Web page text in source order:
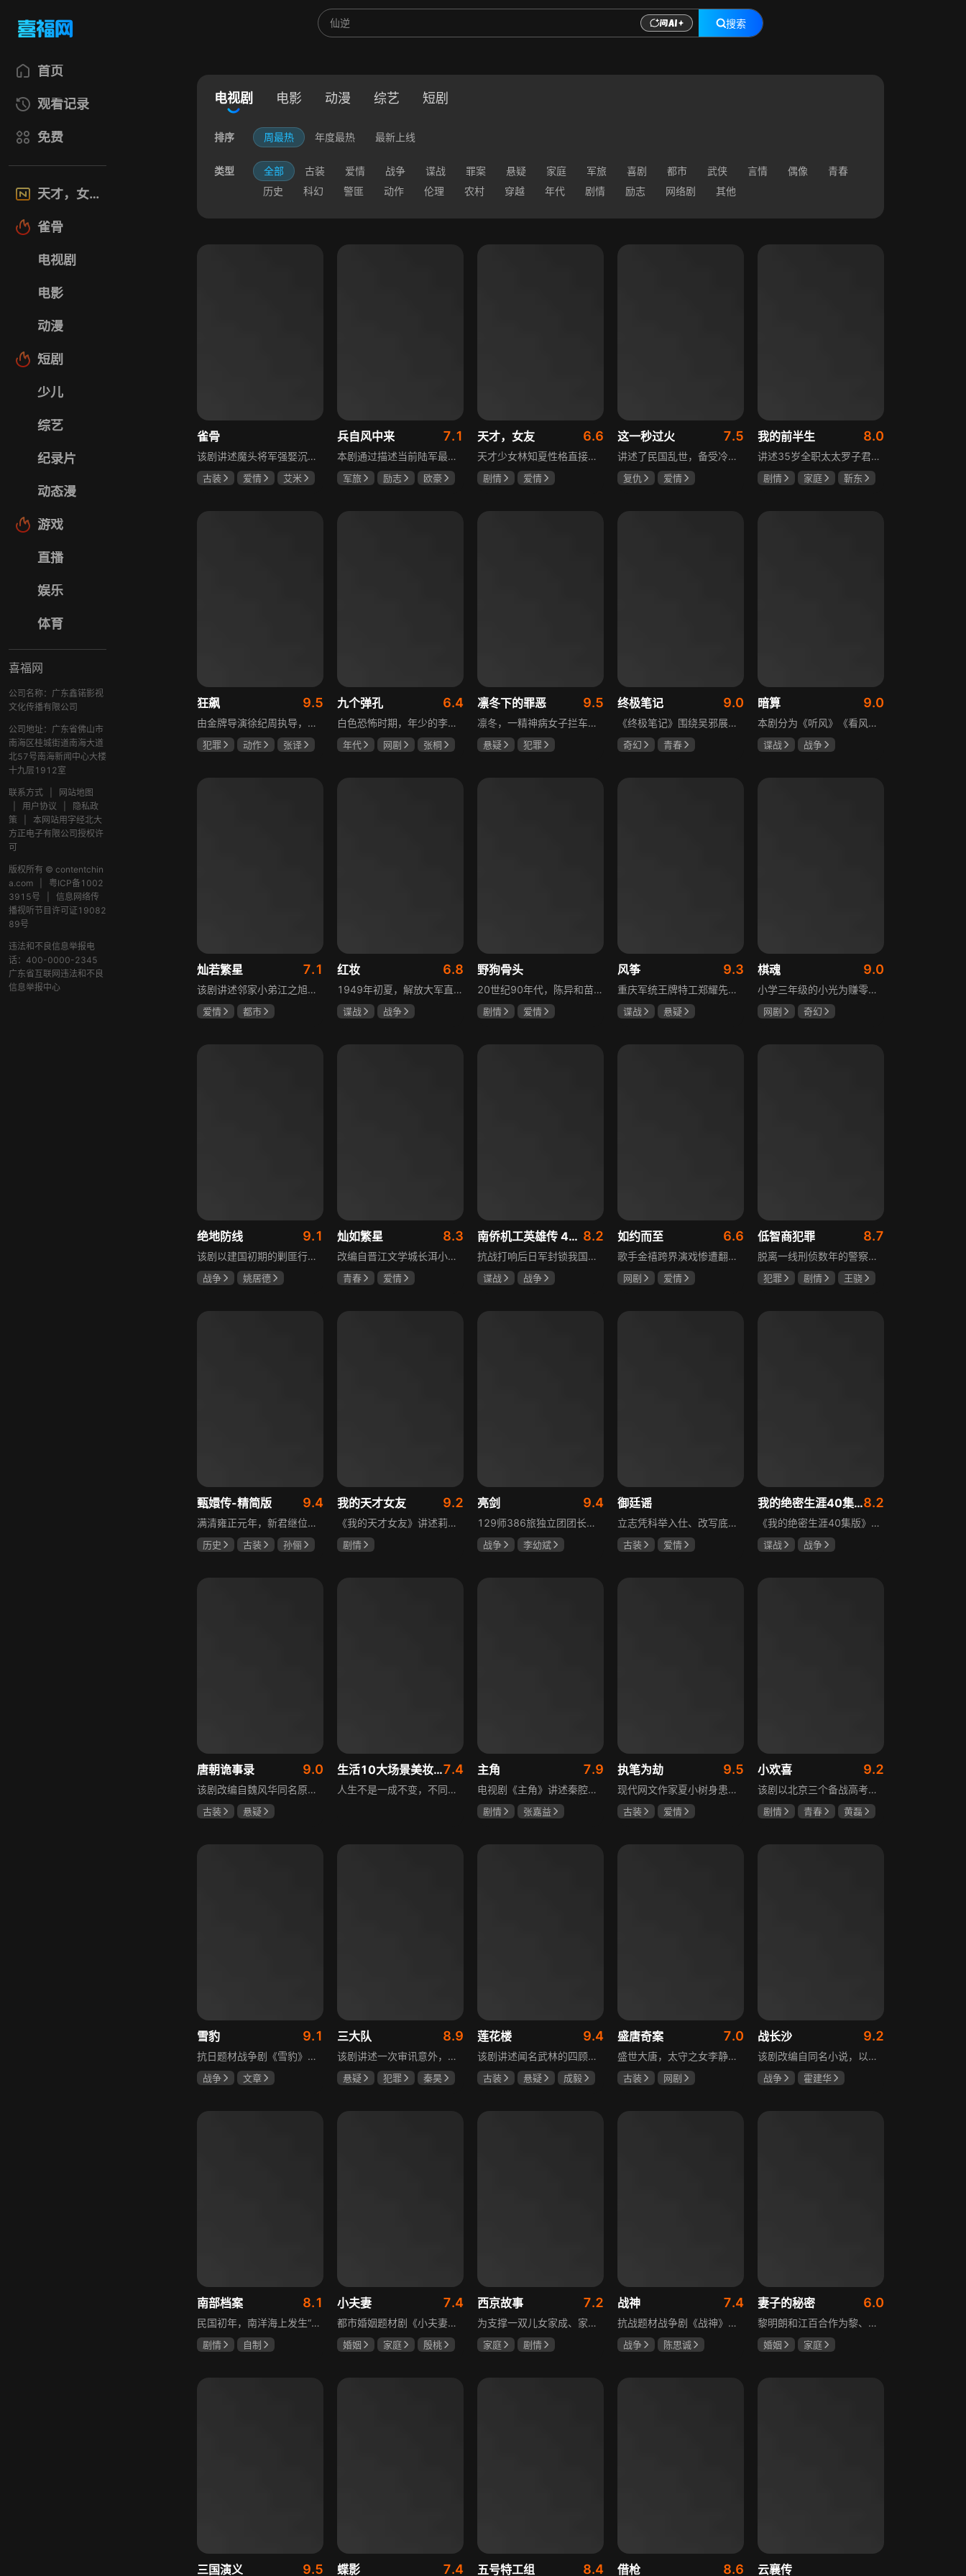
搜索
首页
观看记录
免费
天才，女友
雀骨
电视剧
电影
动漫
短剧
少儿
综艺
纪录片
动态漫
游戏
直播
娱乐
体育
喜福网
公司名称：广东鑫锘影视
文化传播有限公司
公司地址：广东省佛山市
南海区桂城街道南海大道
北57号南海新闻中心大楼
十九层1912室
联系方式
网站地图
用户协议
隐私政
策
本网站用字经北大
方正电子有限公司授权许
可
版权所有 © contentchin
a.com
粤ICP备1002
3915号
信息网络传
播视听节目许可证19082
89号
违法和不良信息举报电
话：400-0000-2345
广东省互联网违法和不良
信息举报中心
电视剧 电影 动漫 综艺 短剧
排序 周最热 年度最热 最新上线
类型 全部 古装 爱情 战争 谍战 罪案 悬疑 家庭 军旅 喜剧 都市 武侠 言情 偶像
青春
历史
科幻 警匪 动作 伦理 农村 穿越 年代 剧情 励志 网络剧 其他
雀骨
该剧讲述魔头将军强娶沉迷机关术的财迷假千金，两人从契约夫妻起步，在生死局中互扒马甲，爱意与杀意交织共生。过程中他们揭露朝堂阴谋，破解生死乱局，最终共同守护家国太平，融合了权谋、爱情、冒险等多重元素，情节跌宕起伏。
古装 爱情
艾米
兵自风中来 7.1
本剧通过描述当前陆军最具新型作战特色的特战、空突、侦察、信息等代表性兵种的官兵练兵备战，在历次实战演习中磨砺意志技能、逐渐形成新质作战能力等故事，反映了某集团军党委坚决落实习主席新时代强军思想，着眼打造一流陆军，谋划转型，大力推进战斗力建设的历史担当，浓缩了陆军官兵改革面前备战打仗矢志强军的铁血追求、展现了新时代陆军官兵积极投身军队转型的全新风貌，是一部融合备战打仗、青春成长励志、英雄主义传承，同时将军人荣誉、使命、爱情熔为一炉的军事题材正能量大剧。
军旅 励志
欧豪
天才，女友 6.6
天才少女林知夏性格直接、不善交际，从小没有好友。考入省一中后，她因解题比拼与性格阳光的学霸江逾白相识并成为同桌。作为社交达人的江逾白帮林知夏融入集体交到汤婷婷、段启言、沈负暄、金百慧等朋友，林知夏为表达感谢帮他补习功课，两人渐渐从竞争走向互助，最终成为最好的朋友。俩人还一同解决同学被骗、一起参加社团活动与省数学竞赛，在这个过程中，江逾白对林知夏感情渐深，但只把爱意埋在心里。林知夏被保送复旦后，江逾白准备在毕业之旅对她告白，却因母亲卷入诈骗案而遗憾离开，俩人最终能否冲破阻碍走到一起
剧情
爱情
这一秒过火 7.5
讲述了民国乱世，备受冷眼的世家少爷慕容清峄与饱受苦难的复仇孤女任素素阴差阳错结缘相识，却因误会含恨而别。两人再重逢，却身份错位，陷入爱恨交织的极限拉扯中。二人历经世事波折与生离死别，最后携手直面乱世危局。
复仇
爱情
我的前半生 8.0
讲述35岁全职太太罗子君因丈夫突然离婚陷入人生谷底，带孩子闯入社会，从安逸走向落魄。贺涵作为事业有成的精英，平静生活被罗子君打破，需应对各类突发状况。生活逼迫罗子君重拾骨气，贺涵也收获温暖，二人历经波折，罗子君实现自我成长，贺涵也找到人生新方向，展现都市女性蜕变与情感纠葛。
剧情 家庭
靳东
狂飙 9.5
由金牌导演徐纪周执导，张译、张颂文、李一桐、张志坚、吴刚领衔主演，倪大红、韩童生、李建义特邀主演的中央政法委重点项目。一部扫黑除恶坚决斗争的回忆录，横跨20年的群像叙事全景式展现时代变迁下的黑白较量与复杂人性。
犯罪 动作
张译
九个弹孔 6.4
白色恐怖时期，年少的李智信家破人亡后投身革命武装，因作战有勇有谋获“小狼崽子”绰号。他长期率部孤悬敌后，与日寇、反动派对决，多次负伤仍不改初心。凭借坚韧意志，他从游击队员成长为新四军干部、解放军司令员，身上的九个弹孔是他践行革命誓言、见证成长的勋章。
年代 网剧
张桐
凛冬下的罪恶 9.5
凛冬，一精神病女子拦车报案，称丈夫杀人，刑警沈栋梁吴红兵由此揭开系列碎尸案真相。然而风浪未平，储蓄所抢劫杀人案，少女失踪案，流窜抢车案接连发生，沈栋梁与吴红兵追凶之际，竟牵出改变二人命运的人性悲剧。
悬疑
犯罪
终极笔记 9.0
《终极笔记》围绕吴邪展开，他因好奇三叔经历，历险归来收神秘录像带后卷入阴谋，只身闯格尔木疗养院偶遇张起灵等六人组队，在西王母宫发现陨玉，却遇三叔失踪、张起灵失忆。众人寻记忆探张家古楼，因裘德考介入受阻，后联手霍老太再探遭意外，谜团未解，吴邪被迫伪装成三叔，剧情充满冒险与悬疑。
奇幻
青春
暗算 9.0
本剧分为《听风》《看风》和《捕风》三个篇章，三者在时间关系及故事上相对独立，又千丝万缕。听风，即无线电侦听者，是一群“靠耳朵打江山”的人，他们的耳朵可以听到天外之音、无声之音、秘密之音。看风，即密码破译的人，是一群“善于神机妙算”的人，他们的慧眼可以识破天机、释读天书、看阅无字之书。捕风，即我党地下工作者，在国民党大肆实施白色恐怖时期，他们是牺牲者更是战斗者，乔装打扮深入虎穴，迎风而战，为缔造共和国立下不朽的丰功伟业。
谍战
战争
灿若繁星 7.1
该剧讲述邻家小弟江之旭留学归来，竟成了夏千星的顶头上司。从小管着江之旭、事事压他一头的夏千星无法接受，两人互不服气，在公司内外明争暗斗。江之旭借职位刁难夏千星，夏千星则用姐姐身份压制他，然而夏千星不知道，江之旭拼尽全力坐上这个位子，就是为了陪在她身边保护她。
爱情
都市
红妆 6.8
1949年初夏，解放大军直抵上海，国民党国防部保密局的中共地下党员邓家骥奉命撤往台湾，其妻同为地下党的沈荷因临产被留在上海。新中国成立之初，面对敌特的破坏活动，斗争形势严峻，沈荷隐藏真实身份，继续与敌人展开新一轮斗争，在隐秘战线坚守信仰，为新政权的稳定默默奉献。
谍战
战争
野狗骨头
20世纪90年代，陈异和苗靖因父母相识结缘，从充满敌意到彼此依靠，后因家庭变故不得不相依为命。大学时苗靖告白，陈异却因纵火案逼她离开藤城。多年后重逢，陈异为保护苗靖以身入局，两人并肩对抗走私团伙，最终陈异告白，两人终成眷属。
剧情
爱情
风筝 9.3
重庆军统王牌特工郑耀先实为潜伏的中共特工“风筝”，上线牺牲后他与组织失联，解放后化名周志乾继续提供情报。身份证实后他仍协助破获特务案，三十年情报生涯中他遭敌人追杀、妻离子散，为国家牺牲是他的人生价值。
谍战
悬疑
棋魂 9.0
小学三年级的小光为赚零用钱到爷爷家寻宝，偶然翻出旧棋盘，接触棋盘的一瞬间，附身棋盘中的棋士褚嬴的灵魂进入了小光体内。后来小光在学校围棋会所结识少年天才小亮，为测试褚嬴实力，小光贸然与小亮对弈并小胜，他误以为褚嬴棋力平平，小亮却大受打击。数日后小亮再次挑战，再次惨败在褚嬴手下，二人从此成了相爱相杀的棋坛宿敌。在褚嬴指导下，小光进步神速，逐渐对围棋产生兴趣，最终在全国大赛与小亮激战中，褚嬴下出绝妙一局，小光却看出更高一着，终于在自己努力、褚嬴帮助和与小亮的磨练中，独立对弈，燃起真正的棋魂。
网剧
奇幻
绝地防线 9.1
该剧以建国初期的剿匪行动为背景，讲述中国人民解放军西线小分队追击黑山寺国民党残部的故事。小分队在执行任务过程中，严格遵照上级指示，既要完成军事目标，又全力保护沿途百姓的生命财产安全，同时对残部人员采取劝降与救治相结合的策略。最终，小分队成功控制了区域内的疫情，救出了愿意投诚的士兵，圆满完成了剿匪解救任务，展现了解放军的优良作风与使命担当。
战争
姚居德
灿如繁星 8.3
改编自晋江文学城长洱小说《狭路》，讲述心理学博士林晚星遭遇变故后返乡任教，邂逅顶级教练王法，带领垫底差生逆袭追梦的热血救赎故事。林晚星用“自由式”教育，培养少年们的独立人格，帮他们学会生活、融洽自我、发现所爱、勇于追求，诠释“不远狭路，终见光明”的成长内核。
青春
爱情
南侨机工英雄传 43集版 8.2
抗战打响后日军封锁我国运输路线，神鼓滇缅公路撑起抗战后勤补给，因急缺司机和技工，三千余名南洋华侨毅然归国共赴国难。方家兄弟是典型代表，大哥方天海表面投靠日军实为中共地下工作者，委曲求全游走生死间；弟弟方千树从纨绔子弟成长为抗日战士。剧集以真实历史为背景，展现华侨爱国情怀与民族大义。
谍战
战争
如约而至 6.6
歌手金禧跨界演戏惨遭翻车，全网群嘲演技拉胯！不服输的他另辟蹊径，转行试水音乐剧，誓要逆袭打脸。机缘巧合下，他对高冷硬核的金牌音乐剧导演宁瑾一见心动，两人意外留下暧昧一吻，转头试镜现场再度狭路相逢。 宁瑾本就抵触偶像跨界，对半路空降的流量新人金禧百般严苛，花式魔鬼训练轮番上线。金禧顶住剧团前辈排挤、同行暗算、舆论刁难等重重危机，日夜苦练打磨演技，慢慢褪去偶像光环、解锁真实自我，一点点打动高冷导演和剧团众人。 一路走来，二人历经误会争执、事业危机、亲情心结、分手磨合多重考验，在并肩拯救濒临倒闭的剧团、携手打磨《倩女幽魂》剧目、共渡舞台难关的过程中，情愫渐生、双向治愈。最终剧目首演大获成功，叛逆
网剧
爱情
低智商犯罪 8.7
脱离一线刑侦数年的警察张一昂，因省厅匿名举报信被派往三江口调查。他刚到就遇刑警队长被害，洗清嫌疑时意外抓获连环杀人案凶手，迅速建立声望。张一昂锁定当地富商周荣团伙，蠢贼间勾心斗角的蝴蝶效应助警方屡建奇功，最终查明同僚遇害真相，让真凶落网。剧集以喜剧风格展现刑侦故事，充满黑色幽默。
犯罪 剧情
王骁
甄嬛传-精简版 9.4
满清雍正元年，新君继位后朝堂看似祥和实则暗流涌动，后宫华妃与皇后分庭抗礼，各方势力裹挟其中凶险异常，太后主持选秀拉开帷幕，大理寺少卿甄远道长女甄嬛意外得雍正赏识步入皇宫，在皇后与华妃的夹击下，甄嬛小心周旋忍辱负重，不得不用智慧保护自己，一次次卷入残酷宫闱斗争。
历史 古装
孙俪
我的天才女友 9.2
《我的天才女友》讲述莉拉和莱侬这对好朋友的童年与少年时代。故事从友情开始，描绘女性友情的微妙变化——她们相互支持、妒忌和猜疑，又不断向外拓展，在与外部世界的试探中为自己塑形。莉拉聪明漂亮，莱侬羡慕她的天赋与决断力，两人都视对方为隐秘镜子，暗暗角力，展现女性成长中的复杂关系与自我探寻。
剧情
亮剑 9.4
129师386旅独立团团长李云龙敢想敢干、不按规矩办事，脾气火爆性格直爽，带领独立团展现出敢于拼杀的劲头，接连击败坂田连队、山崎大队、山本部队，名声大噪却因屡次犯规遭贬斥。抗战时期他与国军358团团长楚云飞惺惺相惜，徐蚌会战中一较高下双双重伤，养病期间李云龙与护士田雨相恋，两人及亲人战友历经国家沧桑巨变。
战争
李幼斌
御廷谣
立志凭科举入仕、改写底层命运的孤女孟廷辉因意外结识微服私访的少年新帝英寡，二人联手铲除沙州官匪，英寡赏识其胆识智谋，暗中助力她赴京赶考。孟廷辉入京后遭科举舞弊构陷，凭智勇自证清白，被英寡破格任命为察闻院主事，清查虎啸帮、晚香阁等黑恶势力，逐步牵出血月会复国阴谋与朝堂权斗。二人从君臣知己渐生情愫，历经身世谜团、朝堂阻力与边境战乱，最终平定叛乱、整肃朝纲，携手共护江山万民。
古装
爱情
我的绝密生涯40集版8.2
《我的绝密生涯40集版》以1931年东北为背景，苏联特使引发暗杀行动，商人关郁达卷入被重伤失踪，妻子谭梓君带家人在新京安顿。八年后关郁达打入日本特务机关为我党提供情报，与谭梓君相遇却因身份不能相认，谭梓君心中充满怀疑。
谍战
战争
唐朝诡事录 9.0
该剧改编自魏风华同名原著，讲述繁华大唐盛世下发生的一系列奇闻异事。长安金吾卫中郎将卢凌风与狄公亲传弟子苏无名携手，共破《长安红茶》《石桥图》等九个诡异案件，从新娘失踪案到宫廷秘闻，从朝堂到乡间，他们在破案过程中相互了解，逐渐成长，共同守护苍生，担负起挽救社稷于危急的使命。
古装
悬疑
生活10大场景美妆秘籍7.4
人生不是一成不变，不同的场合不同的角色，适宜的妆容造型往往能帮助人们建立自信、破冰社交，开启一个良好开端，做到事半功倍。姜月辉老师亲自打造的《10大生活场景角色妆容课程》，将针对不同的生活场景和角色需求，教授相应的妆容造型技巧，让学员轻松驾驭每个人生角色，打造出适合自己的妆容，提升个人形象和气质。
主角 7.9
电视剧《主角》讲述秦腔名伶忆秦娥阴差阳错被舅舅胡三元带入剧团，历经近半个世纪兴衰起伏，从牧羊女成长为一代秦腔名伶的故事，剧集以秦腔发展为脉络映射大历史起落，反映中国社会四十年变迁中普通人的情感生活与命运，展现传统艺术传承与时代变迁的交织。
剧情
张嘉益
执笔为劫 9.5
现代网文作家夏小树身患绝症，临终前未能完成最后一部长篇小说，带着遗憾离世，却意外穿越进自己笔下的世界，成为书中的明月公主。夏小树步步为营，一次次改写危机。当夏小树耗尽预知，失去剧本掌控，她和萧景琰的命运急转直下。萧景琰被逼另娶他人，两人被迫私奔，却在曙光初现时遭遇追兵——夏小树中箭身亡，萧景琰抱着她痛不欲生。十年后，登基为帝的萧景琰在上元灯会上，遇见一个提着兔子灯的姑娘，与当年的明月一模一样……
古装
爱情
小欢喜 9.2
该剧以北京三个备战高考的家庭为核心，讲述童文洁与方一凡、宋倩与乔英子、季胜利与季杨杨这几组亲子，在升学压力下，围绕成绩、陪伴、沟通等问题产生的矛盾与磨合，展现了中年家长与青春期孩子共同成长的温馨故事。
剧情 青春
黄磊
雪豹 9.1
抗日题材战争剧《雪豹》讲述抗日女学生陈怡是一个在革命道路上逐渐成长起来的优秀青年。从慷慨激昂的热血学生，到成熟稳重的革命战士，甚至执行任务的时候还要扮演性格大胆奔放的交际花，打入到敌人内部获取情报。在做情报工作时，与搭档张楚扮假夫妻，多次身陷险境命悬一线。周卫国原本是一名玩世不恭的富家子弟，却不乏热血，抗战时为了保护初恋女友，举枪杀了一名日本人，由此改名换姓走上了革命道路，从国民党中央军校到德国军校，再到回国创建中国第一支特战部队，成为了一个真正的传奇英雄。
战争
文章
三大队 8.9
该剧讲述一次审讯意外，三大队刑警程兵入狱服刑，队友受牵连脱警、降职，曾经的警界精英三大队分崩离析。十年牢狱，程兵重获自由，失去一切，而案件的犯罪嫌疑人王大勇依旧在逃。穿一天警服，终身是正义，不甘化作执着，利刃再次出鞘，程兵和三大队的兄弟重新集结踏上追凶之路，在孤独漫长的旅途中配合警方千里追凶，也在这苦行僧一样的历程中重新找到人生的坐标和生命的意义。本片根据原载于“网易人间”作者深蓝的《请转告局长，三大队任务完成》改编。
悬疑 犯罪
秦昊
莲花楼 9.4
该剧讲述闻名武林的四顾门门主李相夷在一次大战后身受重伤，从此退隐江湖成为淡泊名利的“假神医”李莲花。他遇到新交方多病与旧敌笛飞声后，重新卷入江湖。江湖暗流涌动，疑团扑朔迷离，抽丝剥茧方能断出真相，一段荡气回肠的侠义情即将热血展开，展现了侠义、探案与江湖恩怨交织的精彩故事。
古装 悬疑
成毅
盛唐奇案 7.0
盛世大唐，太守之女李静澜天赋异禀，擅验尸断案，与神秘“鬼探”决明、武艺高强的捕快苏御安联手追凶，揭开一桩桩离奇悬案：双生姐妹的生死置换、跨越十七年的书生冤案、雅集会上的连环仪式杀人等。在迷雾与鲜血中，李静澜与决明暗生情愫，彼此扶持，坚守心中正道，挣脱宿命桎梏。盛世灯火之下，他们以智慧与勇气涤荡污浊，书写下一段守护正义与清明的传奇。
古装
网剧
战长沙 9.2
该剧改编自同名小说，以中国近代史上著名的“长沙会战”为背景，借由长沙城一户普通胡姓人家在战争中的命运浮沉，展现战火的无情以及在日军铁蹄侵略下中华儿女奋起抗战的不屈精神。1938年10月日军攻陷武汉，长沙危在旦夕，城中茶园巷的胡家人在孙女婿薛君山的支持下，为最宠爱的龙凤胎湘湘和小满安排退路。薛君山先将湘湘介绍给留洋归来保卫长沙的顾清明，可惜二人一见面便势同水火，薛君山只好另选人家。湘湘订婚当日，蒋介石密令火烧长沙，因指挥失当酿成巨大灾难，繁华古城毁于一旦，很多人包括湘湘的未婚夫一家被活活烧死。焦土上，各地英雄儿女齐聚长沙，和湖南人民一起阻挡敌人铁蹄，胡家人也在劫难中演绎了一幕幕悲欢离合。
战争
霍建华
南部档案 8.1
民国初年，南洋海上发生“水鬼望乡”离奇命案，张家外派调查神秘事务的南部档案馆坐办张海盐、张海虾二人搭档亲往调查，却意外卷入了一个用于猎杀海外张家人的绝命死局。张海虾以自己的死谋局求解，送张海盐上了“南安号”巨轮回厦城以图他能够有一线生机，但这趟波澜诡谲的航程似乎才刚刚起航，一手遮天的军阀大佬、单纯执着的少年账房、还有十年未见的至亲故人……张海盐独自面对着接踵而至的意外，而当他踏上厦城的那一刻，真正属于两个少年的命运才初初开始转动。
剧情
自制
小夫妻 7.4
都市婚姻题材剧《小夫妻》围绕经营十年婚姻的周全与车莉展开，原本家庭美满的二人突遭变故：周全怀才不遇还意外被裁员，车莉则被迫赶鸭子上架仓促创业，不可预期的生活变动让他们的婚姻陷入僵局。而立之年的两人，在现实压力与情感拉扯中挣扎，面临诸多矛盾与考验，他们能否重新调整生活节奏，修复婚姻关系，回到幸福生活的轨道，是该剧的核心看点。
婚姻 家庭
殷桃
西京故事 7.2
为支撑一双儿女家成、家秀的“求学大业”，一家之主罗天福携妻子慧娟进了西京城。在西京城里，罗天福见证了身边的小人物们在大城市的生存之难，自身也经历了种种艰辛：饼铺生意屡屡受挫，妻子慧娟不满他“固执守旧”的经营方式闹起分居，儿子家成无法适应从乡村到城市的生活状况不断离校出走，重重打击不断袭来，使他头一次对自己坚守多年的人生观和价值观产生怀疑。自己这样做究竟是对是错，城市是不是真的不适合他这种“坚持老一套”的人生存。女儿家秀的支持鼓励使罗天福重拾信心，那些曾经接受罗天福帮助的人也反过来帮助他，纠缠不清的矛盾随之一一化解。罗家人终于在西京这座大城扎下了根，向着美好的未来继续前行。该剧围绕农村家庭在城市的奋斗历程展开，展现了小人物的坚韧与善良，充满了励志色彩与现实关怀。
家庭
剧情
战神 7.4
抗战题材战争剧《战神》讲述太行山一带，八路军游击队司令龙大谷骁勇善战、机智过人，15岁就参加了红军，身经百战，被军中将士们奉为“战神”。抗日战争爆发前，龙大谷因在抗大学习期间为替警卫员李广出头，一时冲动出手打了同期学员张道平，受了处分。以至于在红军缩编为八路军之时，龙大谷从原来的红军副师长降为游击队司令，随行上任的只有警卫员李广和参谋刘水泉二人，以及上级领导田烽给他的五十块大洋。即便如此，龙大谷依然不屈不挠，硬是在山西这块热土上平地拉起一支敢打、能拼、必胜，号称“龙支队”的作战队伍，凭借丰富的作战经验打赢了一场又一场的恶战，威震敌方！
战争
陈思诚
妻子的秘密 6.0
黎明朗和江百合作为黎、江两大集团的继承人，即将订婚，一场完美婚姻却在一日之间沦为悲剧前奏。订婚当日变故夺去百合父母生命，她临危受命挑起江氏重担，明朗不顾家人反对将她接进黎家。黎母想赶走百合，秘书宁夏誓夺回明朗，大哥黎天图谋篡夺黎氏家产，三个家庭命运就此牵动。千万巨债、身世之谜、婆媳之争、丧子之痛等接踵而至，明朗与百合的爱情历经重重危机，迷失的错爱能否被真情指引。
婚姻
家庭
三国演义 9.5 蝶影 7.4 五号特工组 8.4 借枪 8.6 云襄传